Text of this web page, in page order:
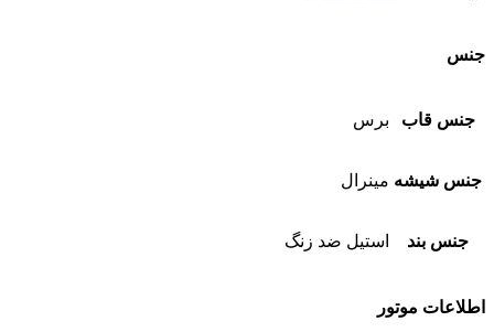
جنس
جنس قاب برس
جنس شیشه مینرال
جنس بند استیل ضد زنگ
اطلاعات موتور